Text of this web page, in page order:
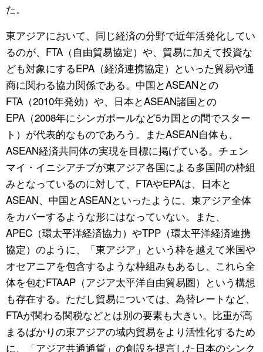
た。
東アジアにおいて、同じ経済の分野で近年活発化してい
るのが、FTA（自由貿易協定）や、貿易に加えて投資な
ども対象にするEPA（経済連携協定）といった貿易や通
商に関わる協力関係である。中国とASEANとの
FTA（2010年発効）や、日本とASEAN諸国との
EPA（2008年にシンガポールなど5カ国との間でスター
ト）が代表的なものであろう。またASEAN自体も、
ASEAN経済共同体の実現を目標に掲げている。チェン
マイ・イニシアチブが東アジア各国による多国間の枠組
みとなっているのに対して、FTAやEPAは、日本と
ASEAN、中国とASEANといったように、東アジア全体
をカバーするような形にはなっていない。また、
APEC（環太平洋経済協力）やTPP（環太平洋経済連携
協定）のように、「東アジア」という枠を越えて米国や
オセアニアを包含するような枠組みもあるし、これら全
体を包むFTAAP（アジア太平洋自由貿易圏）という構想
も存在する。ただし貿易については、為替レートなど、
FTAが関わる関税などとは別の要素も大きい。比重が高
まるばかりの東アジアの域内貿易をより活性化するため
に、「アジア共通通貨」の創設を提言した日本のシンク